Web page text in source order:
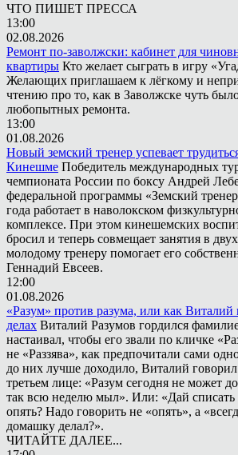
ЧТО ПИШЕТ ПРЕССА
13:00
02.08.2026
Ремонт по-заволжски: кабинет для
квартиры Кто желает сыграть в игру
Желающих приглашаем к лёгкому и
чтению про то, как в Заволжске чуть
любопытных ремонта.
13:00
01.08.2026
Новый земский тренер успевает
Кинешме Победитель международных
чемпионата России по боксу Андрей
федеральной программы «Земский
года работает в наволокском
комплексе. При этом кинешемских
бросил и теперь совмещает занятия в
молодому тренеру помогает его
Геннадий Евсеев.
12:00
01.08.2026
«Разум» против разума, или как Виталий
делах Виталий Разумов гордился
настаивал, чтобы его звали по кличке
не «Раззява», как предпочитали сами
до них лучше доходило, Виталий
третьем лице: «Разум сегодня не может
так всю неделю мыл». Или: «Дай списать
опять? Надо говорить не «опять», а
домашку делал?».
ЧИТАЙТЕ ДАЛЕЕ...